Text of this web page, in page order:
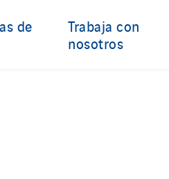
de
Trabaja con
nosotros